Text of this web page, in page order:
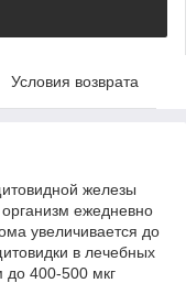
Условия возврата
железы
ежедневно
увеличивается до
в лечебных
до 400-500 мкг